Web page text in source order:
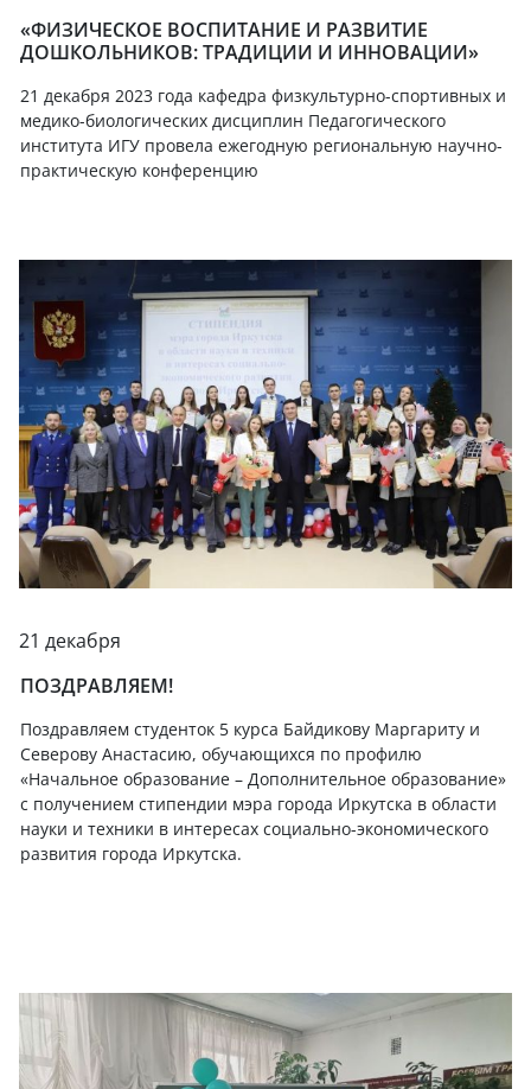
«ФИЗИЧЕСКОЕ ВОСПИТАНИЕ И РАЗВИТИЕ
ДОШКОЛЬНИКОВ: ТРАДИЦИИ И ИННОВАЦИИ»
21 декабря 2023 года кафедра физкультурно-спортивных и
медико-биологических дисциплин Педагогического
института ИГУ провела ежегодную региональную научно-
практическую конференцию
21 декабря
ПОЗДРАВЛЯЕМ!
Поздравляем студенток 5 курса Байдикову Маргариту и
Северову Анастасию, обучающихся по профилю
«Начальное образование – Дополнительное образование»
с получением стипендии мэра города Иркутска в области
науки и техники в интересах социально-экономического
развития города Иркутска.